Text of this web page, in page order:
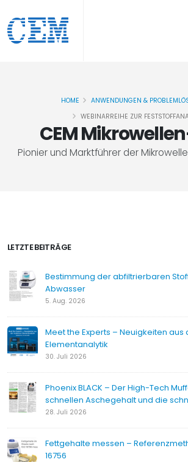
CEM
Pionier und Marktführer der
HOME
ANWENDUNGEN &
WEBINARREIHE ZUR
LETZTE BEITRÄGE
Bestimmung der abfiltrierbaren
Abwasser
5. Aug. 2026
Meet the Experts – Neuigkeiten
Elementanalytik
30. Juli 2026
Phoenix BLACK – Der High-Tech
schnellen Aschegehalt und die
28. Juli 2026
Fettgehalte messen –
16756